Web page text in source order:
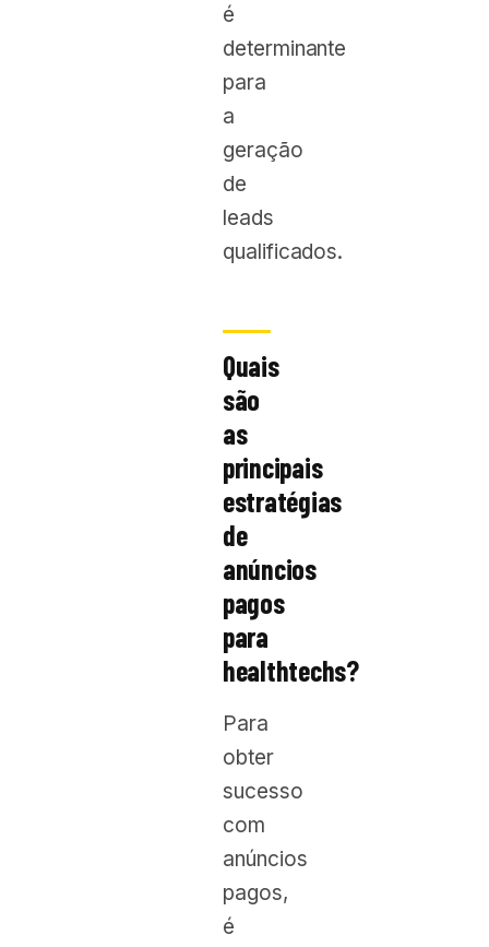
é
determinante
para
a
geração
de
leads
qualificados.
Quais
são
as
principais
estratégias
de
anúncios
pagos
para
healthtechs?
Para
obter
sucesso
com
anúncios
pagos,
é